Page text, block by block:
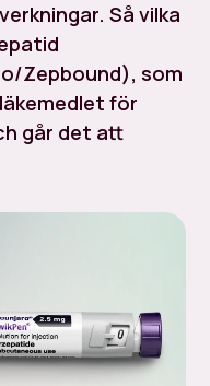
Så vilka
Zepbound), som
för
går det att